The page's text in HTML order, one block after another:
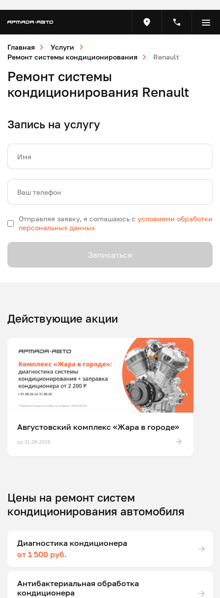
Главная
Услуги
Ремонт системы кондиционирования
Renault
Ремонт системы
кондиционирования Renault
Запись на услугу
Имя
Ваш телефон
Отправляя заявку, я соглашаюсь с условиями обработки
персональных данных
Записаться
Действующие акции
Августовский комплекс «Жара в городе»
до 31.08.2026
Цены на ремонт систем
кондиционирования автомобиля
Диагностика кондиционера
от 1 500 руб.
Антибактериальная обработка
кондиционера